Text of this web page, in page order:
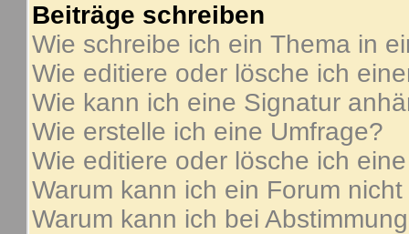
Beiträge schreiben
Wie schreibe ich ein Thema in
Wie editiere oder lösche ich
Wie kann ich eine Signatur
Wie erstelle ich eine Umfrage?
Wie editiere oder lösche ich
Warum kann ich ein Forum
Warum kann ich bei